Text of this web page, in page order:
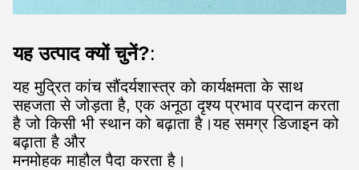
यह उत्पाद क्यों चुनें?:
यह मुद्रित कांच सौंदर्यशास्त्र को कार्यक्षमता के साथ
सहजता से जोड़ता है, एक अनूठा दृश्य प्रभाव प्रदान करता
है जो किसी भी स्थान को बढ़ाता है।यह समग्र डिजाइन को
बढ़ाता है और
मनमोहक माहौल पैदा करता है।